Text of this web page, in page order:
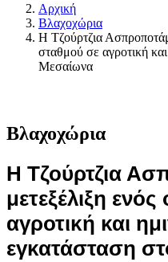
Αρχική
Βλαχοχώρια
Η Τζούρτζια
σταθμού σε αγροτική
Μεσαίωνα
Βλαχοχώρια
Η Τζούρτζια
μετεξέλιξη
αγροτική και
εγκατάσταση